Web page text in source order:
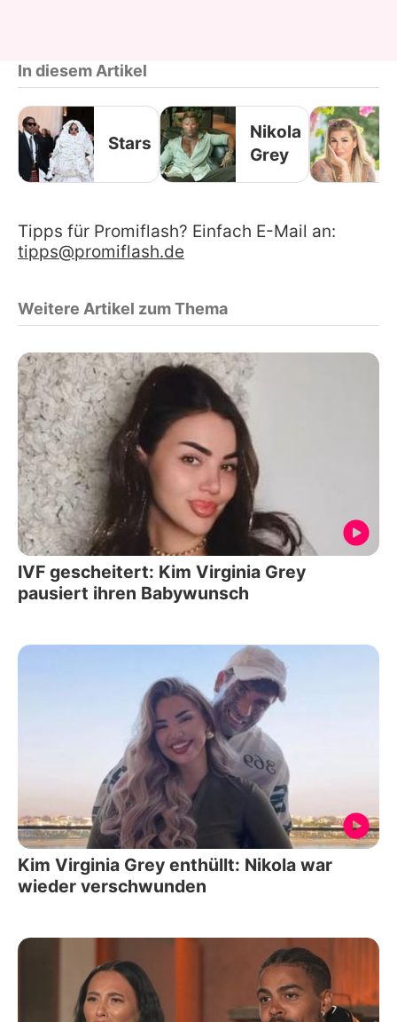
In diesem Artikel
Stars
Nikola
Grey
Tipps für Promiflash? Einfach E-Mail an:
tipps@promiflash.de
Weitere Artikel zum Thema
IVF gescheitert: Kim Virginia Grey
pausiert ihren Babywunsch
Kim Virginia Grey enthüllt: Nikola war
wieder verschwunden